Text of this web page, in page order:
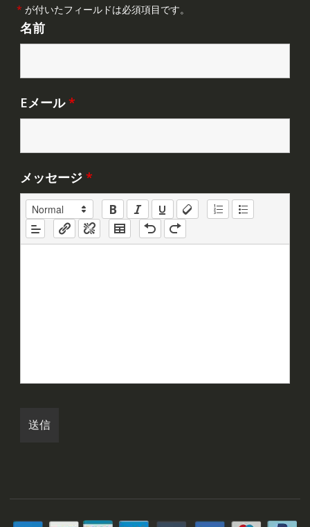
* が付いたフィールドは必須項目です。
名前
Eメール*
メッセージ *